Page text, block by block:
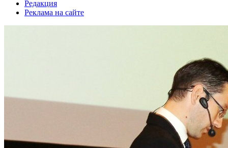
Редакция
Реклама на сайте